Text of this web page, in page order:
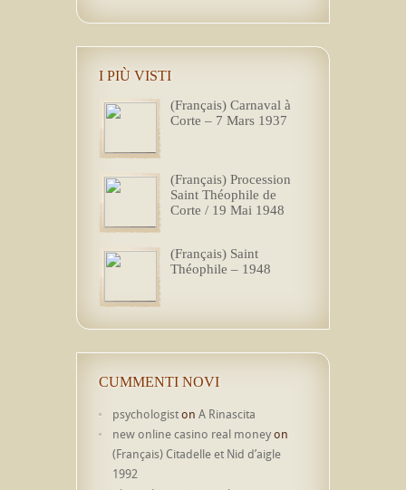
I PIÙ VISTI
(Français) Carnaval à
Corte – 7 Mars 1937
(Français) Procession
Saint Théophile de
Corte / 19 Mai 1948
(Français) Saint
Théophile – 1948
CUMMENTI NOVI
psychologiston A Rinascita
new online casino real moneyon
(Français) Citadelle et Nid d’aigle
1992